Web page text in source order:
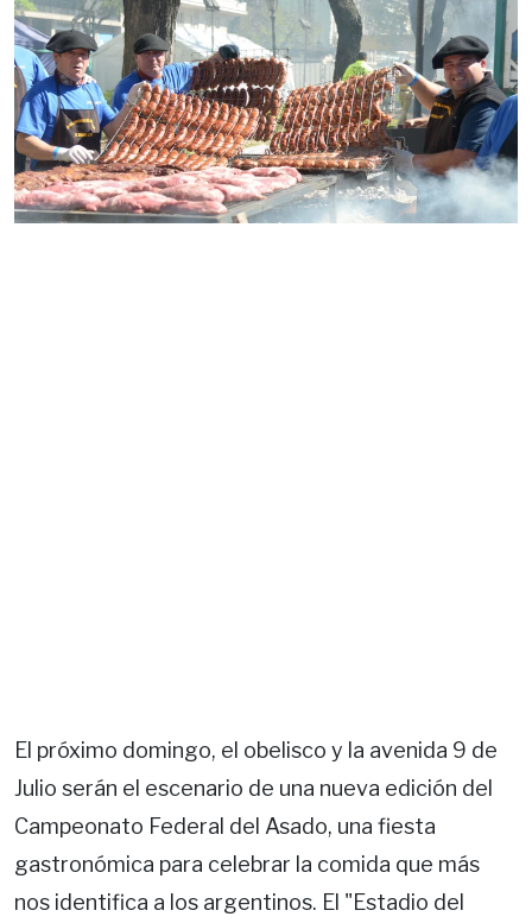
El próximo domingo, el obelisco y la avenida 9 de
Julio serán el escenario de una nueva edición del
Campeonato Federal del Asado, una fiesta
gastronómica para celebrar la comida que más
nos identifica a los argentinos. El "Estadio del